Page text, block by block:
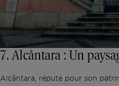
7. Alcântara : Un
Alcântara, réputé pour son